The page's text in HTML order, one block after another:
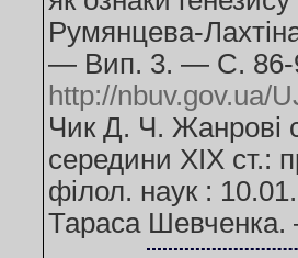
Румянцева-
— Вип. 3. — С. 86-
http://nbuv.gov.ua/
Чик Д. Ч. Жанрові
середини XIX ст.:
філол. наук :
Тараса